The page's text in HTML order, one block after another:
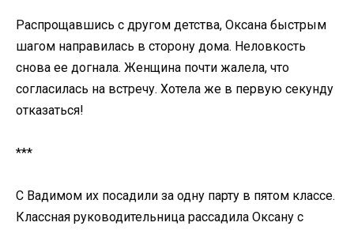
Распрощавшись с другом детства, Оксана быстрым
шагом направилась в сторону дома. Неловкость
снова ее догнала. Женщина почти жалела, что
согласилась на встречу. Хотела же в первую секунду
отказаться!
***
С Вадимом их посадили за одну парту в пятом классе.
Классная руководительница рассадила Оксану с